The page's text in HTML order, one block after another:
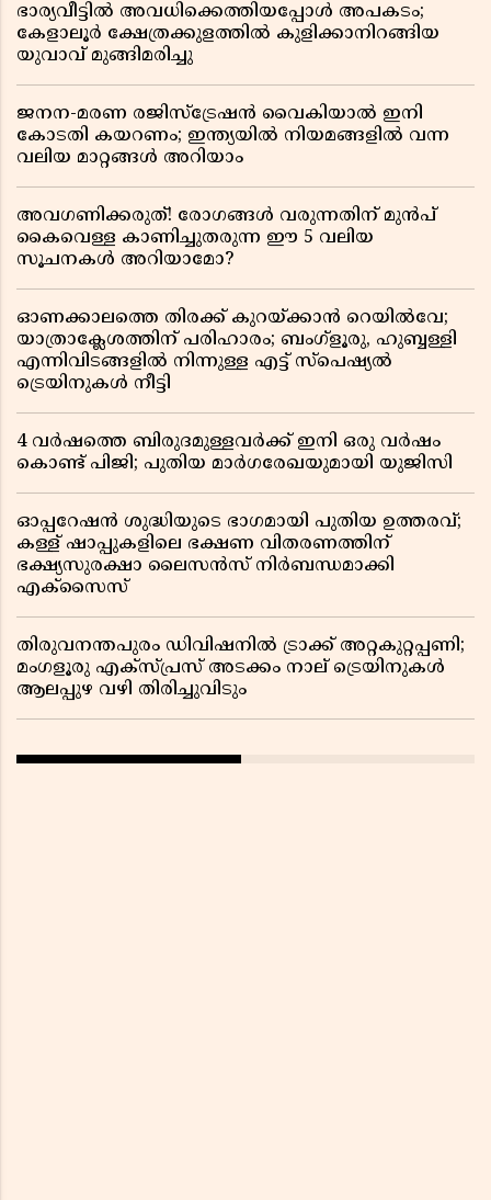
ഭാര്യവീട്ടിൽ അവധിക്കെത്തിയപ്പോൾ അപകടം;
കേളാലൂർ ക്ഷേത്രക്കുളത്തിൽ കുളിക്കാനിറങ്ങിയ
യുവാവ് മുങ്ങിമരിച്ചു
ജനന-മരണ രജിസ്ട്രേഷൻ വൈകിയാൽ ഇനി
കോടതി കയറണം; ഇന്ത്യയിൽ നിയമങ്ങളിൽ വന്ന
വലിയ മാറ്റങ്ങൾ അറിയാം
അവഗണിക്കരുത്! രോഗങ്ങൾ വരുന്നതിന് മുൻപ്
കൈവെള്ള കാണിച്ചുതരുന്ന ഈ 5 വലിയ
സൂചനകൾ അറിയാമോ?
ഓണക്കാലത്തെ തിരക്ക് കുറയ്ക്കാൻ റെയിൽവേ;
യാത്രാക്ലേശത്തിന് പരിഹാരം; ബംഗ്ളൂരു, ഹുബ്ബള്ളി
എന്നിവിടങ്ങളിൽ നിന്നുള്ള എട്ട് സ്പെഷ്യൽ
ട്രെയിനുകൾ നീട്ടി
4 വർഷത്തെ ബിരുദമുള്ളവർക്ക് ഇനി ഒരു വർഷം
കൊണ്ട് പിജി; പുതിയ മാർഗരേഖയുമായി യുജിസി
ഓപ്പറേഷൻ ശുദ്ധിയുടെ ഭാഗമായി പുതിയ ഉത്തരവ്;
കള്ള് ഷാപ്പുകളിലെ ഭക്ഷണ വിതരണത്തിന്
ഭക്ഷ്യസുരക്ഷാ ലൈസൻസ് നിർബന്ധമാക്കി
എക്സൈസ്
തിരുവനന്തപുരം ഡിവിഷനിൽ ട്രാക്ക് അറ്റകുറ്റപ്പണി;
മംഗളൂരു എക്സ്പ്രസ് അടക്കം നാല് ട്രെയിനുകൾ
ആലപ്പുഴ വഴി തിരിച്ചുവിടും